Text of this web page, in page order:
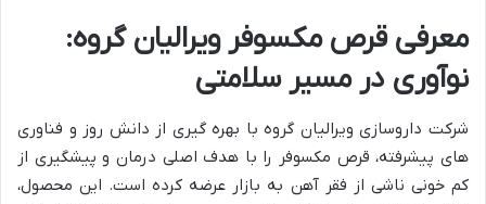
معرفی قرص مکسوفر ویرالیان گروه:
نوآوری در مسیر سلامتی
شرکت داروسازی ویرالیان گروه با بهره گیری از دانش روز و فناوری
های پیشرفته، قرص مکسوفر را با هدف اصلی درمان و پیشگیری از
کم خونی ناشی از فقر آهن به بازار عرضه کرده است. این محصول،